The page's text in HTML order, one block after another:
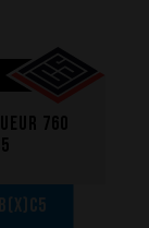
760